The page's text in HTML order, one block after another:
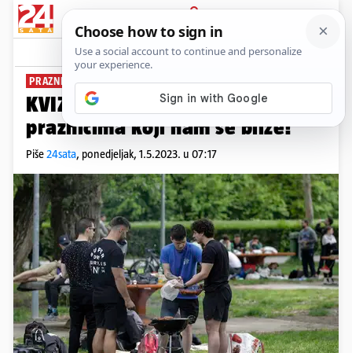
PRIJAVA
News Komentari
PRAZNIK RADA, DAN DRŽAVNOSTI...
KVIZ Provjerite svoje znanje o
praznicima koji nam se bliže!
Piše24sata, ponedjeljak, 1.5.2023. u 07:17